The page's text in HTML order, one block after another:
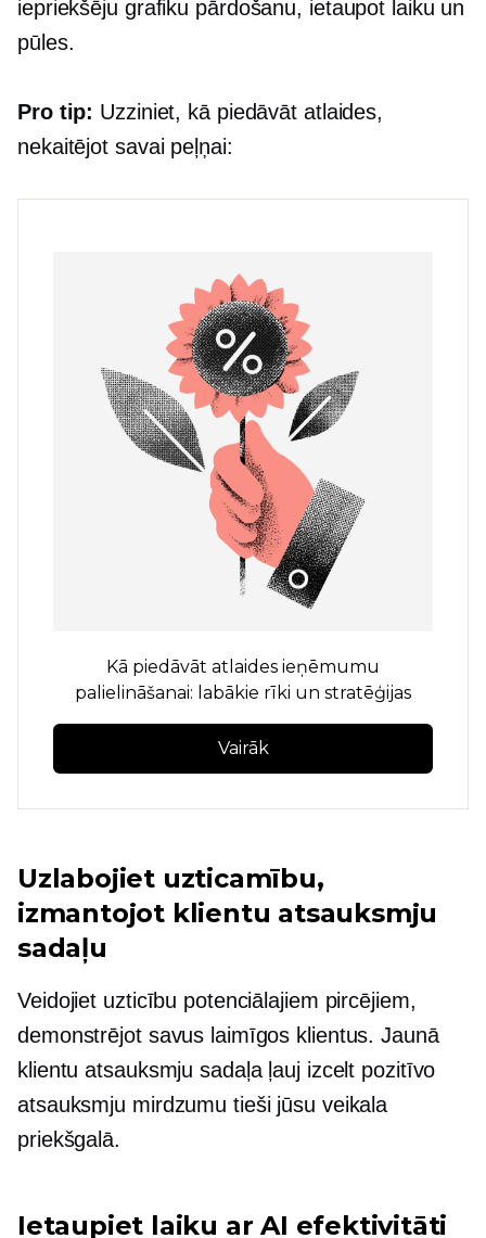
iepriekšēju grafiku pārdošanu, ietaupot laiku un
pūles.
Pro tip: Uzziniet, kā piedāvāt atlaides,
nekaitējot savai peļņai:
Kā piedāvāt atlaides ieņēmumu
palielināšanai: labākie rīki un stratēģijas
Vairāk
Uzlabojiet uzticamību,
izmantojot klientu atsauksmju
sadaļu
Veidojiet uzticību potenciālajiem pircējiem,
demonstrējot savus laimīgos klientus. Jaunā
klientu atsauksmju sadaļa ļauj izcelt pozitīvo
atsauksmju mirdzumu tieši jūsu veikala
priekšgalā.
Ietaupiet laiku ar AI efektivitāti